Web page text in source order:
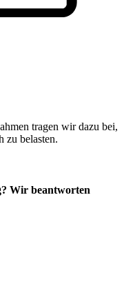
tragen wir dazu bei,
zu belasten.
Wir beantworten